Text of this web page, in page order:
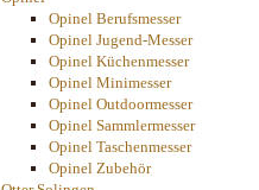
Opinel Berufsmesser
Opinel Jugend-Messer
Opinel Küchenmesser
Opinel Minimesser
Opinel Outdoormesser
Opinel Sammlermesser
Opinel Taschenmesser
Opinel Zubehör